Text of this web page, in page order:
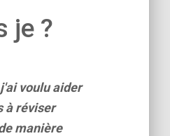
je ?
voulu aider
à réviser
manière